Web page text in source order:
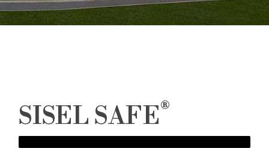
SISEL SAFE®